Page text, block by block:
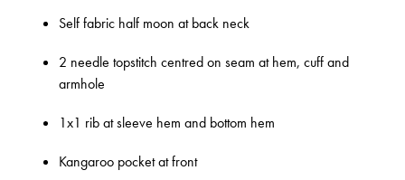
Self fabric half moon at back neck
2 needle topstitch centred on seam at hem, cuff and
armhole
1x1 rib at sleeve hem and bottom hem
Kangaroo pocket at front